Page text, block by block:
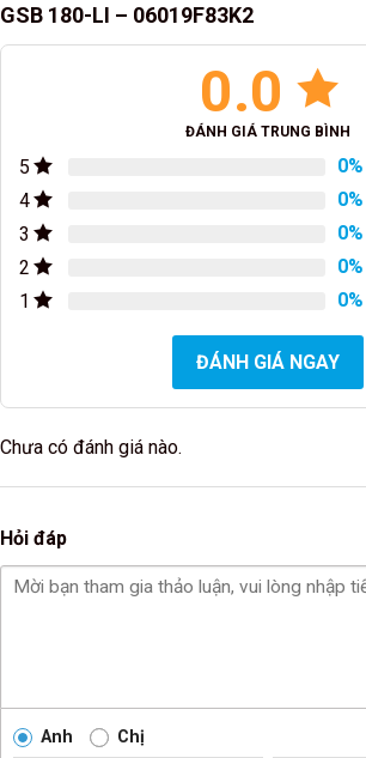
GSB 180-LI – 06019F83K2
0.0
ĐÁNH GIÁ TRUNG BÌNH
5 0%
4
0%
3
0%
2
0%
1
0%
ĐÁNH GIÁ NGAY
Chưa có đánh giá nào.
Hỏi đáp
Anh Chị